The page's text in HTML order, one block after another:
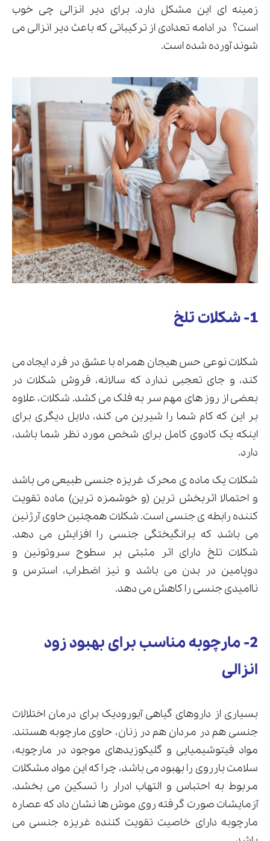
زمینه ای این مشکل دارد. برای دیر انزالی چی خوب
است؟ در ادامه تعدادی از ترکیباتی که باعث دیر انزالی می
شوند آورده شده است.
1- شکلات تلخ
شکلات نوعی حس هیجان همراه با عشق در فرد ایجاد می
کند، و جای تعجبی ندارد که سالانه، فروش شکلات در
بعضی از روز های مهم سر به فلک می کشد. شکلات، علاوه
بر این که کام شما را شیرین می کند، دلایل دیگری برای
اینکه یک کادوی کامل برای شخص مورد نظر شما باشد،
دارد.
شکلات یک ماده ی محرک غریزه جنسی طبیعی می باشد
و احتمالا اثربخش ترین (و خوشمزه ترین) ماده تقویت
کننده رابطه ی جنسی است. شکلات همچنین حاوی آرژنین
می باشد که برانگیختگی جنسی را افزایش می دهد.
شکلات تلخ دارای اثر مثبتی بر سطوح سروتونین و
دوپامین در بدن می باشد و نیز اضطراب، استرس و
ناامیدی جنسی را کاهش می دهد.
2- مارچوبه مناسب برای بهبود زود
انزالی
بسیاری از داروهای گیاهی آیورودیک برای درمان اختلالات
جنسی هم در مردان هم در زنان، حاوی مارچوبه هستند.
مواد فیتوشیمیایی و گلیکوزیدهای موجود در مارچوبه،
سلامت بارروی را بهبود می باشد، چرا که این مواد مشکلات
مربوط به احتباس و التهاب ادرار را تسکین می بخشد.
آزمایشات صورت گرفته روی موش ها نشان داد که عصاره
مارچوبه دارای خاصیت تقویت کننده غریزه جنسی می